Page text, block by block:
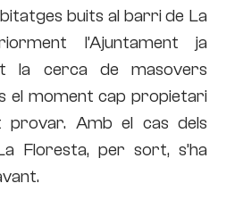
buits al barri de La
l’Ajuntament ja
la cerca de masovers
el moment cap propietari
provar. Amb el cas dels
Floresta, per sort, s’ha